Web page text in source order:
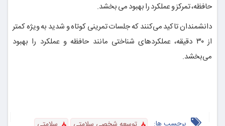
حافظه، تمرکز و عملکرد را بهبود می بخشد.
دانشمندان تاکید می‌کنند که جلسات تمرینی کوتاه و شدید به ویژه کمتر
از ۳۰ دقیقه، عملکردهای شناختی مانند حافظه و عملکرد را بهبود
می‌بخشد.